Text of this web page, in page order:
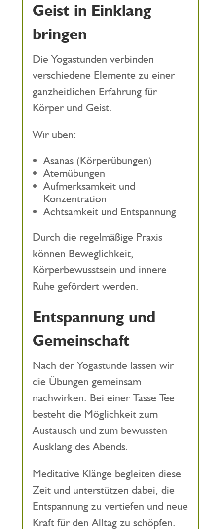
Geist in Einklang
bringen
Die Yogastunden verbinden
verschiedene Elemente zu einer
ganzheitlichen Erfahrung für
Körper und Geist.
Wir üben:
Asanas (Körperübungen)
Atemübungen
Aufmerksamkeit und
Konzentration
Achtsamkeit und Entspannung
Durch die regelmäßige Praxis
können Beweglichkeit,
Körperbewusstsein und innere
Ruhe gefördert werden.
Entspannung und
Gemeinschaft
Nach der Yogastunde lassen wir
die Übungen gemeinsam
nachwirken. Bei einer Tasse Tee
besteht die Möglichkeit zum
Austausch und zum bewussten
Ausklang des Abends.
Meditative Klänge begleiten diese
Zeit und unterstützen dabei, die
Entspannung zu vertiefen und neue
Kraft für den Alltag zu schöpfen.